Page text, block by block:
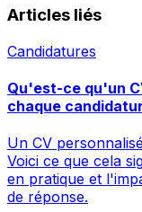
Articles liés
Candidatures
Qu'est-ce qu'un
chaque
Un CV
Voici ce que cela
en pratique et
de réponse.